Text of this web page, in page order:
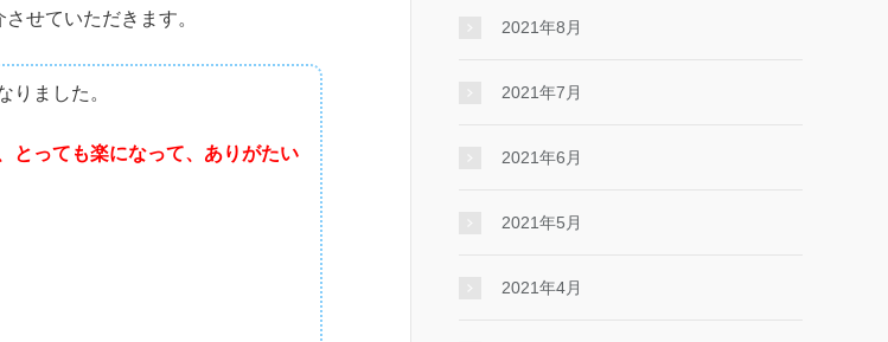
せていただきます。
りました。
とっても楽になって、ありがたい
2021年8月
2021年7月
2021年6月
2021年5月
2021年4月